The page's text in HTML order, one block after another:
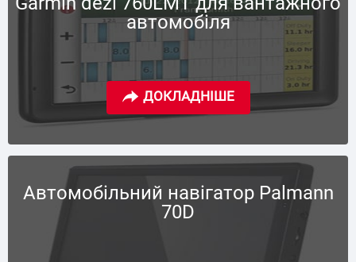
автомобіля
Автомобільний навігатор Palmann
70D